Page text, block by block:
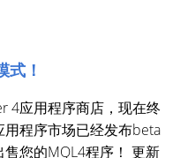
！
4应用程序商店，现在终
程序市场已经发布beta
您的MQL4程序！ 更新